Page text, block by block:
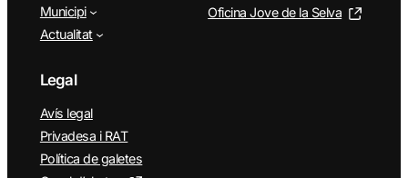
Municipi
Actualitat
Oficina Jove de la Selva
Legal
Avís legal
Privadesa i RAT
Política de galetes